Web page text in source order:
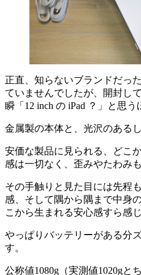
正直、知らないブランドだっ
ていませんでしたが、開封し
瞬「12 inch の iPad ？」と思う
金属製の本体と、光沢のある
安価な製品に見られる、どこ
感は一切なく、歪みやたわみ
その手触りと見た目には先程
感、そして隅から隅まで中身
こから生まれる安心感すら感
やっぱりバッテリーがある分
す。
公称値1080g（実測値1020gと